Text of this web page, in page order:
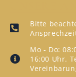
Bitte
Mo - Do:
16:00 Uhr.